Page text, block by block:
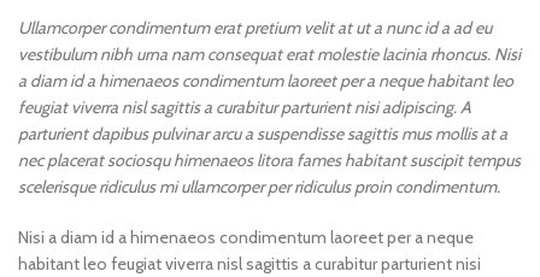
Ullamcorper condimentum erat pretium velit at ut a nunc id a ad eu
vestibulum nibh urna nam consequat erat molestie lacinia rhoncus. Nisi
a diam id a himenaeos condimentum laoreet per a neque habitant leo
feugiat viverra nisl sagittis a curabitur parturient nisi adipiscing. A
parturient dapibus pulvinar arcu a suspendisse sagittis mus mollis at a
nec placerat sociosqu himenaeos litora fames habitant suscipit tempus
scelerisque ridiculus mi ullamcorper per ridiculus proin condimentum.
Nisi a diam id a himenaeos condimentum laoreet per a neque
habitant leo feugiat viverra nisl sagittis a curabitur parturient nisi